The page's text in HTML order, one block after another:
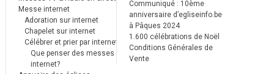
Messe internet
Adoration sur internet
Chapelet sur internet
Célébrer et prier par internet
Que penser des messes
internet?
Communiqué : 10ème
anniversaire d’egliseinfo.be
à Pâques 2024
1.600 célébrations de Noël
Conditions Générales de
Vente